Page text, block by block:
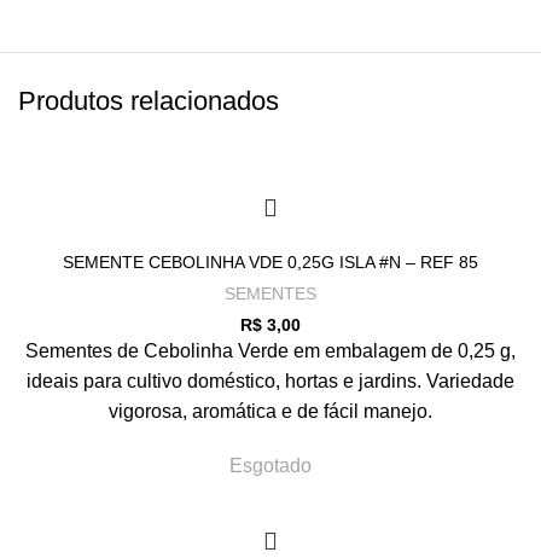
Produtos relacionados
SEMENTE CEBOLINHA VDE 0,25G ISLA #N – REF 85
SEMENTES
R$ 3,00
Sementes de Cebolinha Verde em embalagem de 0,25 g,
ideais para cultivo doméstico, hortas e jardins. Variedade
vigorosa, aromática e de fácil manejo.
Esgotado